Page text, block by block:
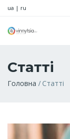
ua | ru
Статті
Рядок
Головна Статті